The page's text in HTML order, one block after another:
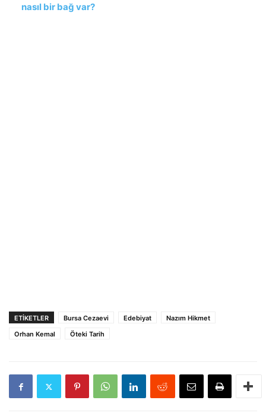
nasıl bir bağ var?
ETIKETLER Bursa Cezaevi Edebiyat
Nazım Hikmet
Orhan Kemal
Öteki Tarih